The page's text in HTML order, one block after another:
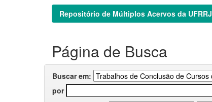
Repositório de Múltiplos Acervos da UFRRJ
Página de Busca
Buscar em:
por